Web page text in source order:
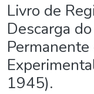
Livro de
Descarga
Permanente
1945).